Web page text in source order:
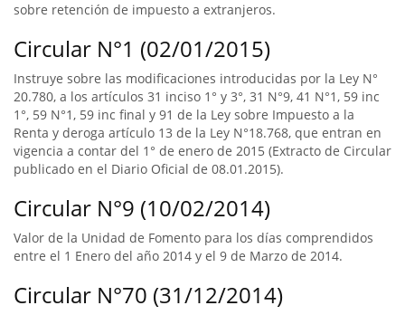
sobre retención de impuesto a extranjeros.
Circular N°1 (02/01/2015)
Instruye sobre las modificaciones introducidas por la Ley N°
20.780, a los artículos 31 inciso 1° y 3°, 31 N°9, 41 N°1, 59 inc
1°, 59 N°1, 59 inc final y 91 de la Ley sobre Impuesto a la
Renta y deroga artículo 13 de la Ley N°18.768, que entran en
vigencia a contar del 1° de enero de 2015 (Extracto de Circular
publicado en el Diario Oficial de 08.01.2015).
Circular N°9 (10/02/2014)
Valor de la Unidad de Fomento para los días comprendidos
entre el 1 Enero del año 2014 y el 9 de Marzo de 2014.
Circular N°70 (31/12/2014)